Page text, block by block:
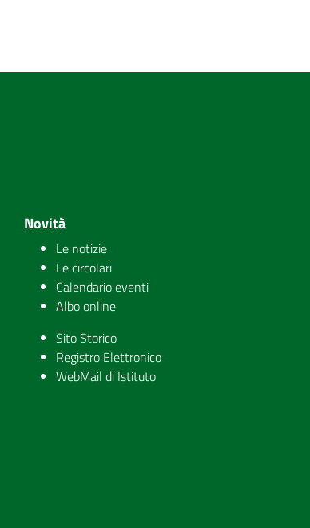
Novità
Le notizie
Le circolari
Calendario eventi
Albo online
Sito Storico
Registro Elettronico
WebMail di Istituto